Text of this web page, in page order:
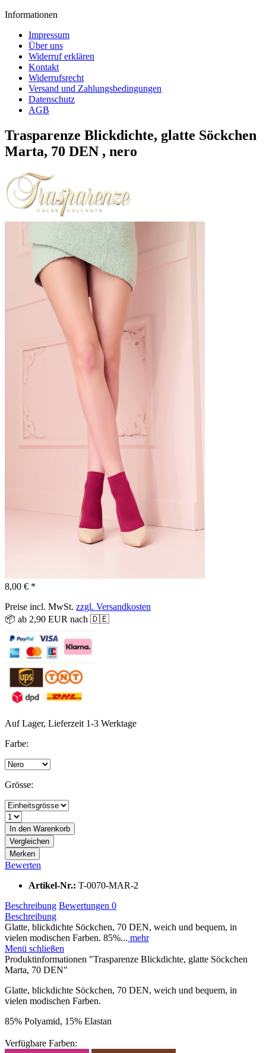
Informationen
Impressum
Über uns
Widerruf erklären
Kontakt
Widerrufsrecht
Versand und Zahlungsbedingungen
Datenschutz
AGB
Trasparenze Blickdichte, glatte Söckchen
Marta, 70 DEN , nero
8,00 € *
Preise incl. MwSt. zzgl. Versandkosten
📦 ab 2,90 EUR nach 🇩🇪
Auf Lager, Lieferzeit 1-3 Werktage
Farbe:
Grösse:
In den Warenkorb
Vergleichen
Merken
Bewerten
Artikel-Nr.: T-0070-MAR-2
Beschreibung Bewertungen 0
Beschreibung
Glatte, blickdichte Söckchen, 70 DEN, weich und bequem, in
vielen modischen Farben. 85%... mehr
Menü schließen
Produktinformationen "Trasparenze Blickdichte, glatte Söckchen
Marta, 70 DEN"
Glatte, blickdichte Söckchen, 70 DEN, weich und bequem, in
vielen modischen Farben.
85% Polyamid, 15% Elastan
Verfügbare Farben: